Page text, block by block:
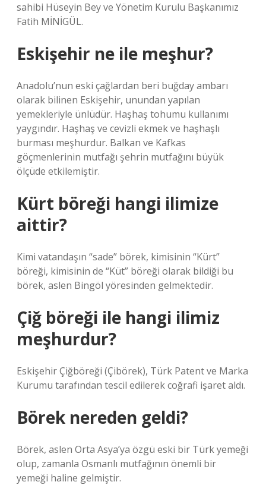
sahibi Hüseyin Bey ve Yönetim Kurulu Başkanımız
Fatih MİNİGÜL.
Eskişehir ne ile meşhur?
Anadolu’nun eski çağlardan beri buğday ambarı
olarak bilinen Eskişehir, unundan yapılan
yemekleriyle ünlüdür. Haşhaş tohumu kullanımı
yaygındır. Haşhaş ve cevizli ekmek ve haşhaşlı
burması meşhurdur. Balkan ve Kafkas
göçmenlerinin mutfağı şehrin mutfağını büyük
ölçüde etkilemiştir.
Kürt böreği hangi ilimize
aittir?
Kimi vatandaşın “sade” börek, kimisinin “Kürt”
böreği, kimisinin de “Küt” böreği olarak bildiği bu
börek, aslen Bingöl yöresinden gelmektedir.
Çiğ böreği ile hangi ilimiz
meşhurdur?
Eskişehir Çiğböreği (Çibörek), Türk Patent ve Marka
Kurumu tarafından tescil edilerek coğrafi işaret aldı.
Börek nereden geldi?
Börek, aslen Orta Asya’ya özgü eski bir Türk yemeği
olup, zamanla Osmanlı mutfağının önemli bir
yemeği haline gelmiştir.